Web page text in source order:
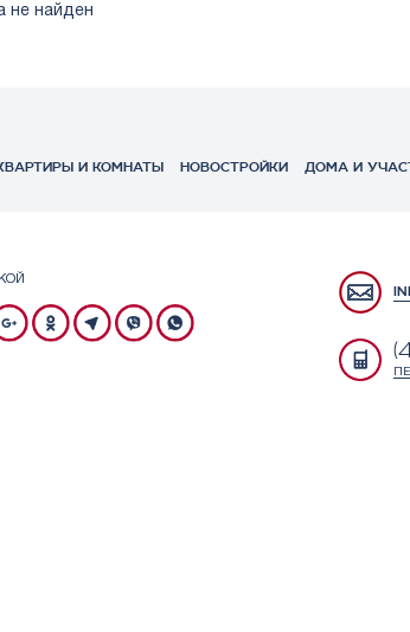
не найден
И КОМНАТЫ НОВОСТРОЙКИ ДОМА И